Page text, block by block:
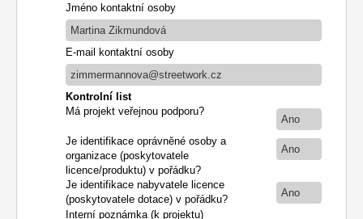
Jméno kontaktní osoby
Martina Zikmundová
E-mail kontaktní osoby
zimmermannova@streetwork.cz
Kontrolní list
Má projekt veřejnou podporu?
Ano
Je identifikace oprávněné osoby a
organizace (poskytovatele
licence/produktu) v pořádku?
Ano
Je identifikace nabyvatele licence
(poskytovatele dotace) v pořádku?
Ano
Interní poznámka (k projektu)